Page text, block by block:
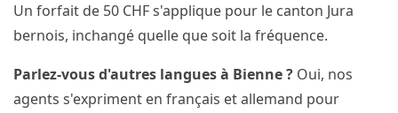
Un forfait de 50 CHF s'applique pour le canton Jura
bernois, inchangé quelle que soit la fréquence.
Parlez-vous d'autres langues à Bienne ? Oui, nos
agents s'expriment en français et allemand pour